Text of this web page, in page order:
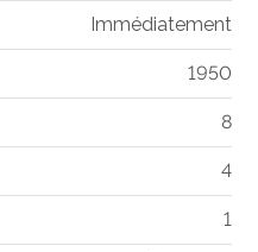
Immédiatement
1950
8
4
1